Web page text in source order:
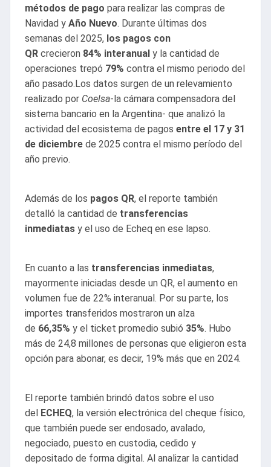
métodos de pago para realizar las compras de
Navidad y Año Nuevo. Durante últimas dos
semanas del 2025, los pagos con
QR crecieron 84% interanual y la cantidad de
operaciones trepó 79% contra el mismo periodo del
año pasado. Los datos surgen de un relevamiento
realizado por Coelsa-la cámara compensadora del
sistema bancario en la Argentina- que analizó la
actividad del ecosistema de pagos entre el 17 y 31
de diciembre de 2025 contra el mismo período del
año previo.
Además de los pagos QR, el reporte también
detalló la cantidad de transferencias
inmediatas y el uso de Echeq en ese lapso.
En cuanto a las transferencias inmediatas,
mayormente iniciadas desde un QR, el aumento en
volumen fue de 22% interanual. Por su parte, los
importes transferidos mostraron un alza
de 66,35% y el ticket promedio subió 35%. Hubo
más de 24,8 millones de personas que eligieron esta
opción para abonar, es decir, 19% más que en 2024.
El reporte también brindó datos sobre el uso
del
ECHEQ, la versión electrónica del cheque físico,
que también puede ser endosado, avalado,
negociado, puesto en custodia, cedido y
depositado de forma digital. Al analizar la cantidad